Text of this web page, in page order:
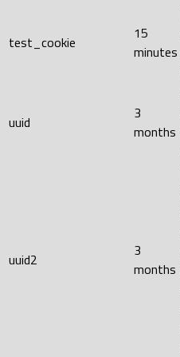
test_cookie
15
minutes
uuid
3
months
uuid2
3
months